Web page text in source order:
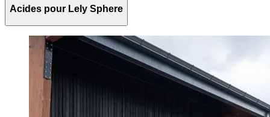
Acides pour Lely Sphere